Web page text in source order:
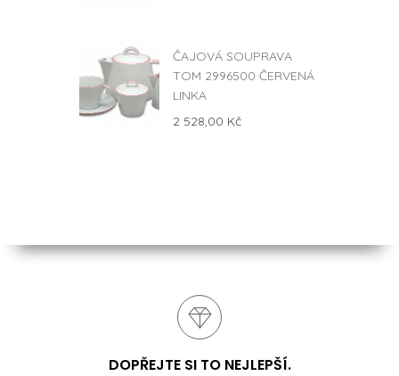
ČAJOVÁ SOUPRAVA
TOM 2996500 ČERVENÁ
LINKA
2 528,00 Kč
DOPŘEJTE SI TO NEJLEPŠÍ.